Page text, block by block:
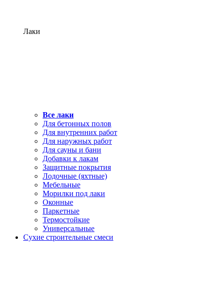
Лаки
Все лаки
Для бетонных полов
Для внутренних работ
Для наружных работ
Для сауны и бани
Добавки к лакам
Защитные покрытия
Лодочные (яхтные)
Мебельные
Морилки под лаки
Оконные
Паркетные
Термостойкие
Универсальные
Сухие строительные смеси